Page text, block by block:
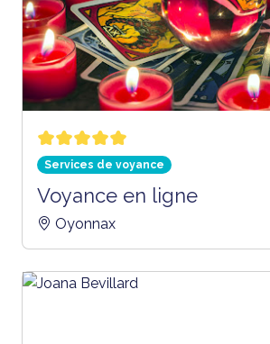
Services de voyance
Voyance en ligne
Oyonnax